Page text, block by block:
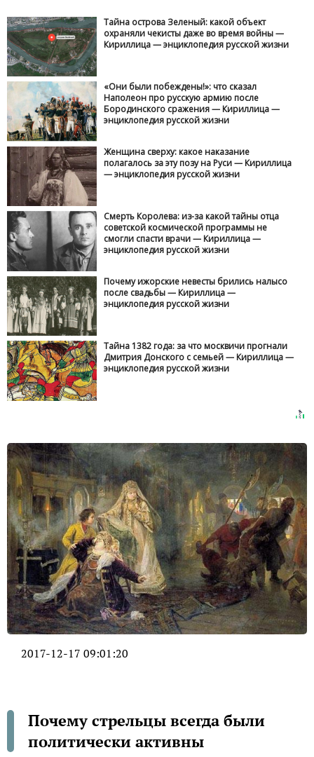
Тайна острова Зеленый: какой объект
охраняли чекисты даже во время войны —
Кириллица — энциклопедия русской жизни
«Они были побеждены!»: что сказал
Наполеон про русскую армию после
Бородинского сражения — Кириллица —
энциклопедия русской жизни
Женщина сверху: какое наказание
полагалось за эту позу на Руси — Кириллица
— энциклопедия русской жизни
Смерть Королева: из-за какой тайны отца
советской космической программы не
смогли спасти врачи — Кириллица —
энциклопедия русской жизни
Почему ижорские невесты брились налысо
после свадьбы — Кириллица —
энциклопедия русской жизни
Тайна 1382 года: за что москвичи прогнали
Дмитрия Донского с семьей — Кириллица —
энциклопедия русской жизни
2017-12-17 09:01:20
Почему стрельцы всегда были
политически активны